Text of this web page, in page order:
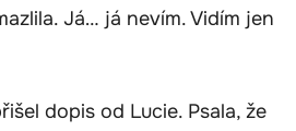
Já… já nevím. Vidím jen
dopis od Lucie. Psala, že